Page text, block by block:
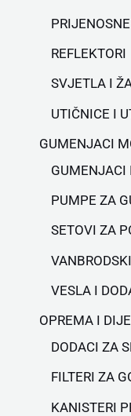
REFLEKTORI
SVJETLA I
UTIČNICE I
GUMENJACI
GUMENJACI
PUMPE ZA
SETOVI ZA
VESLA I
OPREMA I
DODACI ZA
FILTERI ZA
KANISTERI